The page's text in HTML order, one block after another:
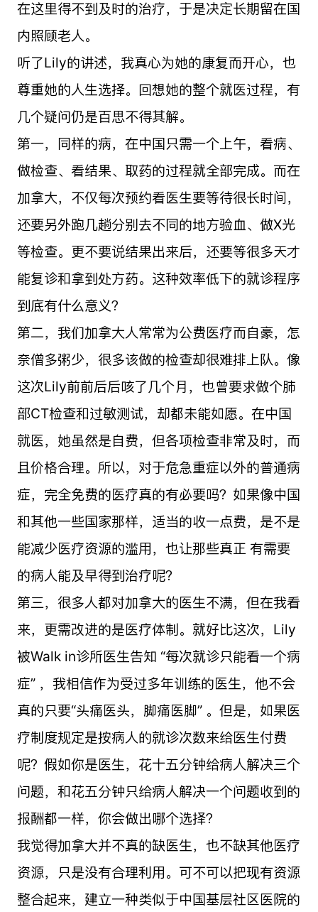
在这里得不到及时的治疗，于是决定长期留在国
内照顾老人。
听了Lily的讲述，我真心为她的康复而开心，也
尊重她的人生选择。回想她的整个就医过程，有
几个疑问仍是百思不得其解。
第一，同样的病，在中国只需一个上午，看病、
做检查、看结果、取药的过程就全部完成。而在
加拿大，不仅每次预约看医生要等待很长时间，
还要另外跑几趟分别去不同的地方验血、做X光
等检查。更不要说结果出来后，还要等很多天才
能复诊和拿到处方药。这种效率低下的就诊程序
到底有什么意义？
第二，我们加拿大人常常为公费医疗而自豪，怎
奈僧多粥少，很多该做的检查却很难排上队。像
这次Lily前前后后咳了几个月，也曾要求做个肺
部CT检查和过敏测试，却都未能如愿。在中国
就医，她虽然是自费，但各项检查非常及时，而
且价格合理。所以，对于危急重症以外的普通病
症，完全免费的医疗真的有必要吗？如果像中国
和其他一些国家那样，适当的收一点费，是不是
能减少医疗资源的滥用，也让那些真正 有需要
的病人能及早得到治疗呢？
第三，很多人都对加拿大的医生不满，但在我看
来，更需改进的是医疗体制。就好比这次，Lily
被Walk in诊所医生告知 “每次就诊只能看一个病
症” ，我相信作为受过多年训练的医生，他不会
真的只要“头痛医头，脚痛医脚” 。但是，如果医
疗制度规定是按病人的就诊次数来给医生付费
呢？假如你是医生，花十五分钟给病人解决三个
问题，和花五分钟只给病人解决一个问题收到的
报酬都一样，你会做出哪个选择？
我觉得加拿大并不真的缺医生，也不缺其他医疗
资源，只是没有合理利用。可不可以把现有资源
整合起来，建立一种类似于中国基层社区医院的